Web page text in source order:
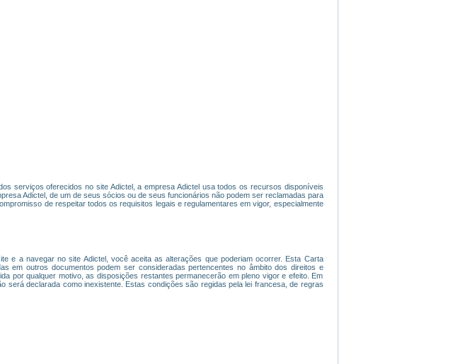
serviços oferecidos no site Adictel, a empresa Adictel usa todos os recursos disponíveis
Adictel, de um de seus sócios ou de seus funcionários não podem ser reclamadas para
de respeitar todos os requisitos legais e regulamentares em vigor, especialmente
e a navegar no site Adictel, você aceita as alterações que poderiam ocorrer. Esta Carta
em outros documentos podem ser consideradas pertencentes no âmbito dos direitos e
por qualquer motivo, as disposições restantes permanecerão em pleno vigor e efeito. Em
declarada como inexistente. Estas condições são regidas pela lei francesa, de regras